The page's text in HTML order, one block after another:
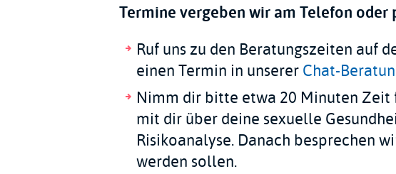
Termine vergeben wir am Telefon oder
Ruf uns zu den Beratungszeiten auf
einen Termin in unsererChat-
Nimm dir bitte etwa 20 Minuten Zeit
mit dir über deine sexuelle
Risikoanalyse. Danach besprechen
werden sollen.